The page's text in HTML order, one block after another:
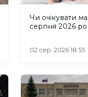
Чи очікувати
серпня 2026
02 сер. 2026 18:55